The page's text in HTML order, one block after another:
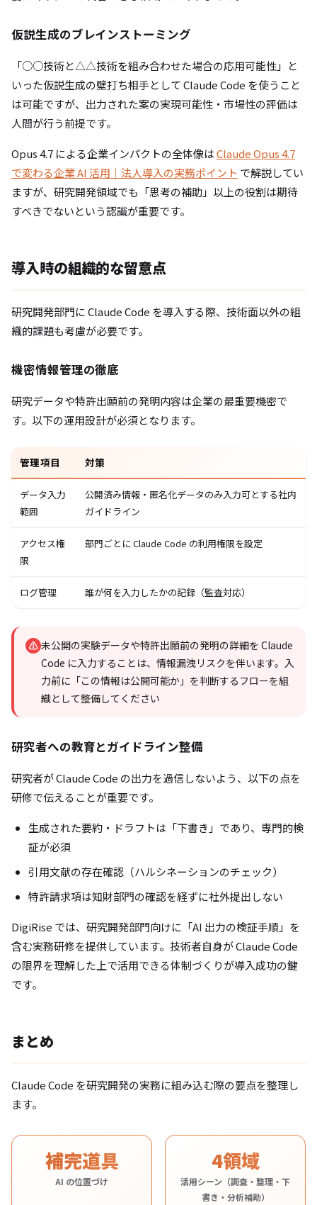
仮説生成のブレインストーミング
「○○技術と△△技術を組み合わせた場合の応用可能性」と
いった仮説生成の壁打ち相手として Claude Code を使うこと
は可能ですが、出力された案の実現可能性・市場性の評価は
人間が行う前提です。
Opus 4.7 による企業インパクトの全体像はClaude Opus 4.7
で変わる企業 AI 活用｜法人導入の実務ポイント で解説してい
ますが、研究開発領域でも「思考の補助」以上の役割は期待
すべきでないという認識が重要です。
導入時の組織的な留意点
研究開発部門に Claude Code を導入する際、技術面以外の組
織的課題も考慮が必要です。
機密情報管理の徹底
研究データや特許出願前の発明内容は企業の最重要機密で
す。以下の運用設計が必須となります。
管理項目 対策
データ入力
範囲
公開済み情報・匿名化データのみ入力可とする社内
ガイドライン
アクセス権
限
部門ごとに Claude Code の利用権限を設定
ログ管理 誰が何を入力したかの記録（監査対応）
⚠ 未公開の実験データや特許出願前の発明の詳細を Claude
Code に入力することは、情報漏洩リスクを伴います。入
力前に「この情報は公開可能か」を判断するフローを組
織として整備してください
研究者への教育とガイドライン整備
研究者が Claude Code の出力を過信しないよう、以下の点を
研修で伝えることが重要です。
生成された要約・ドラフトは「下書き」であり、専門的検
証が必須
引用文献の存在確認（ハルシネーションのチェック）
特許請求項は知財部門の確認を経ずに社外提出しない
DigiRise では、研究開発部門向けに「AI 出力の検証手順」を
含む実務研修を提供しています。技術者自身が Claude Code
の限界を理解した上で活用できる体制づくりが導入成功の鍵
です。
まとめ
Claude Code を研究開発の実務に組み込む際の要点を整理し
ます。
補完道具
AI の位置づけ
4領域
活用シーン（調査・整理・下
書き・分析補助）